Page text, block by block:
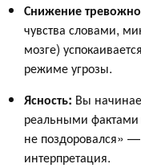
Снижение
чувства словами,
мозге)
режиме угрозы.
Ясность: Вы
реальными
не поздоровался»
интерпретация.